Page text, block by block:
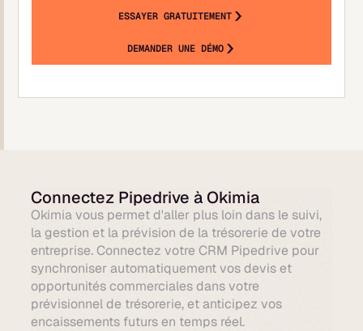
ESSAYER GRATUITEMENT
DEMANDER UNE DÉMO
Connectez Pipedrive à Okimia
Okimia vous permet d'aller plus loin dans le suivi,
la gestion et la prévision de la trésorerie de votre
entreprise. Connectez votre CRM Pipedrive pour
synchroniser automatiquement vos devis et
opportunités commerciales dans votre
prévisionnel de trésorerie, et anticipez vos
encaissements futurs en temps réel.